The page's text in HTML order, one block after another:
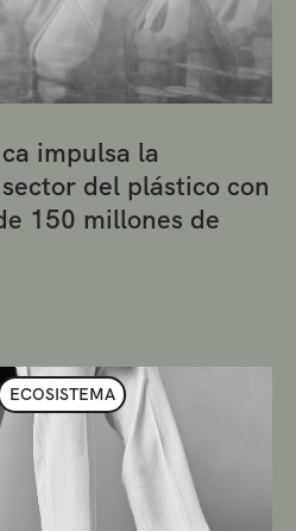
impulsa la
del plástico con
150 millones de
ECOSISTEMA